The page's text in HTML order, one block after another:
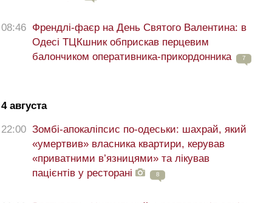
08:46 Френдлі-фаєр на День Святого Валентина: в
Одесі ТЦКшник обприскав перцевим
балончиком оперативника-прикордонника
7
4 августа
22:00 Зомбі-апокаліпсис по-одеськи: шахрай, який
«умертвив» власника квартири, керував
«приватними в’язницями» та лікував
пацієнтів у ресторані
8